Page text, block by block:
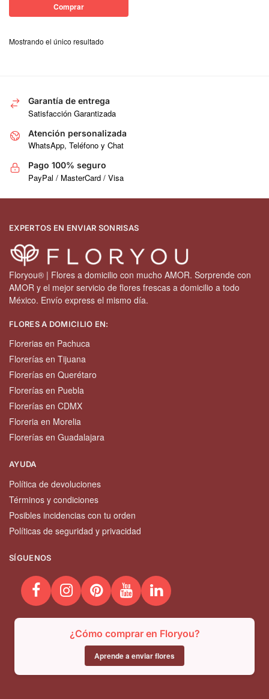
Comprar
Mostrando el único resultado
Garantía de entrega
Satisfacción Garantizada
Atención personalizada
WhatsApp, Teléfono y Chat
Pago 100% seguro
PayPal / MasterCard / Visa
EXPERTOS EN ENVIAR SONRISAS
Floryou® | Flores a domicilio con mucho AMOR. Sorprende con
AMOR y el mejor servicio de flores frescas a domicilio a todo
México. Envío express el mismo día.
FLORES A DOMICILIO EN:
Florerias en Pachuca
Florerías en Tijuana
Florerías en Querétaro
Florerías en Puebla
Florerías en CDMX
Floreria en Morelia
Florerías en Guadalajara
AYUDA
Política de devoluciones
Términos y condiciones
Posibles incidencias con tu orden
Políticas de seguridad y privacidad
SÍGUENOS
¿Cómo comprar en Floryou?
Aprende a enviar flores